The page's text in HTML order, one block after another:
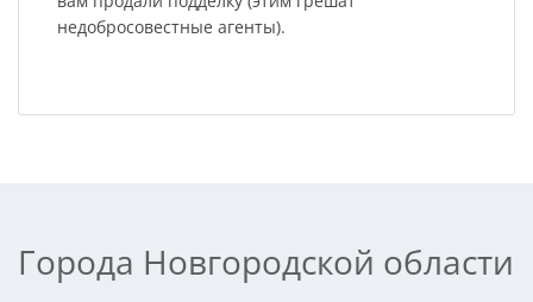
недобросовестные агенты).
Города Новгородской области